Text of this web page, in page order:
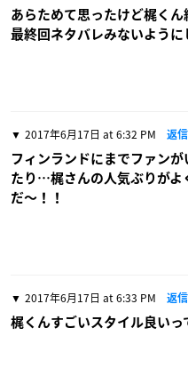
あらためて思ったけど梶くん
最終回ネタバレみないように
2017年6月17日 at 6:32 PM 返信
フィンランドにまでファン
たり…梶さんの人気ぶりがよ
だ〜！！
2017年6月17日 at 6:33 PM 返信
梶くんすごいスタイル良い